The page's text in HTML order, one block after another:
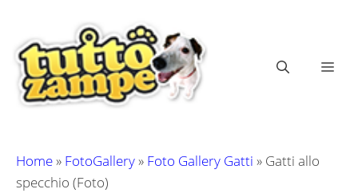
contenuto
Home» FotoGallery» Foto Gallery Gatti » Gatti allo
specchio (Foto)